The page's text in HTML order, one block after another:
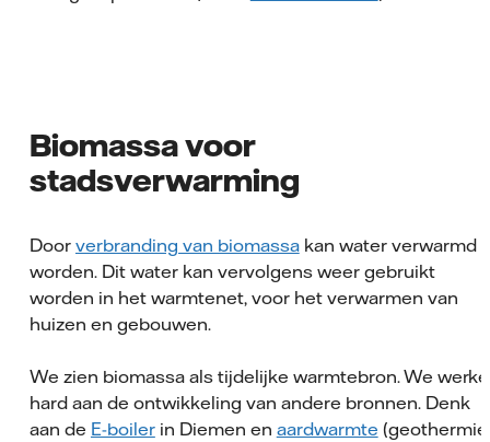
Biomassa voor
stadsverwarming
Door verbranding van biomassakan water verwarmd
worden. Dit water kan vervolgens weer gebruikt
worden in het warmtenet, voor het verwarmen van
huizen en gebouwen.
We zien biomassa als tijdelijke warmtebron. We
hard aan de ontwikkeling van andere bronnen. Denk
aan de E-boilerin Diemen en aardwarmte